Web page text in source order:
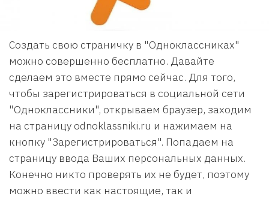
Создать свою страничку в "Одноклассниках"
можно совершенно бесплатно. Давайте
сделаем это вместе прямо сейчас. Для того,
чтобы зарегистрироваться в социальной сети
"Одноклассники", открываем браузер, заходим
на страницу odnoklassniki.ru и нажимаем на
кнопку "Зарегистрироваться". Попадаем на
страницу ввода Ваших персональных данных.
Конечно никто проверять их не будет, поэтому
можно ввести как настоящие, так и